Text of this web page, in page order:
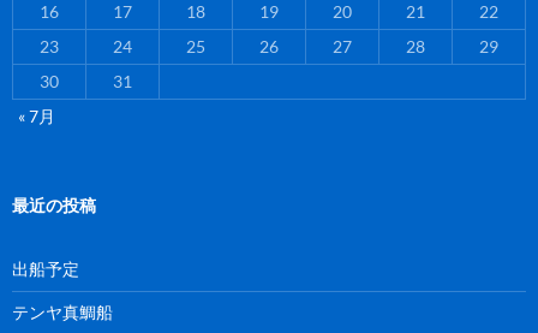
16
17 18 19 20 21
22
23
24 25 26 27 28
29
30
31
« 7月
最近の投稿
出船予定
テンヤ真鯛船